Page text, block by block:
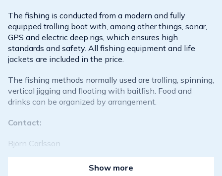
The fishing is conducted from a modern and fully
equipped trolling boat with, among other things, sonar,
GPS and electric deep rigs, which ensures high
standards and safety. All fishing equipment and life
jackets are included in the price.
The fishing methods normally used are trolling, spinning,
vertical jigging and floating with baitfish. Food and
drinks can be organized by arrangement.
Contact:
Björn Carlsson
Show more